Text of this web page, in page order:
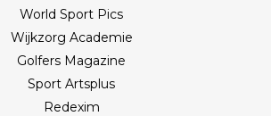
World Sport Pics
Wijkzorg Academie
Golfers Magazine
Sport Artsplus
Redexim